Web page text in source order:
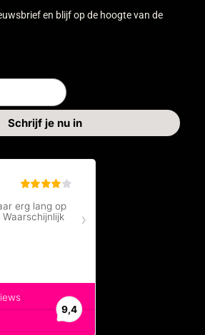
en blijf op de hoogte van de